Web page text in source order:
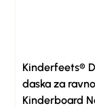
Kinderfeets®
daska za
Kinderboard